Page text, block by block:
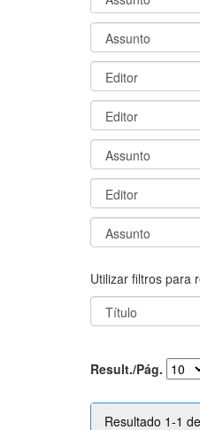
Utilizar filtros para
Result./Pág.
Resultado 1-1